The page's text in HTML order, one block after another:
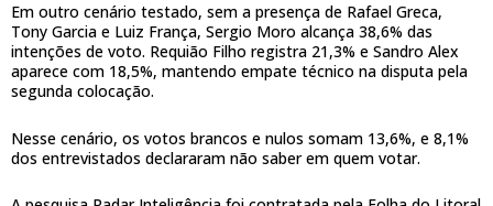
Em outro cenário testado, sem a presença de Rafael Greca,
Tony Garcia e Luiz França, Sergio Moro alcança 38,6% das
intenções de voto. Requião Filho registra 21,3% e Sandro Alex
aparece com 18,5%, mantendo empate técnico na disputa pela
segunda colocação.
Nesse cenário, os votos brancos e nulos somam 13,6%, e 8,1%
dos entrevistados declararam não saber em quem votar.